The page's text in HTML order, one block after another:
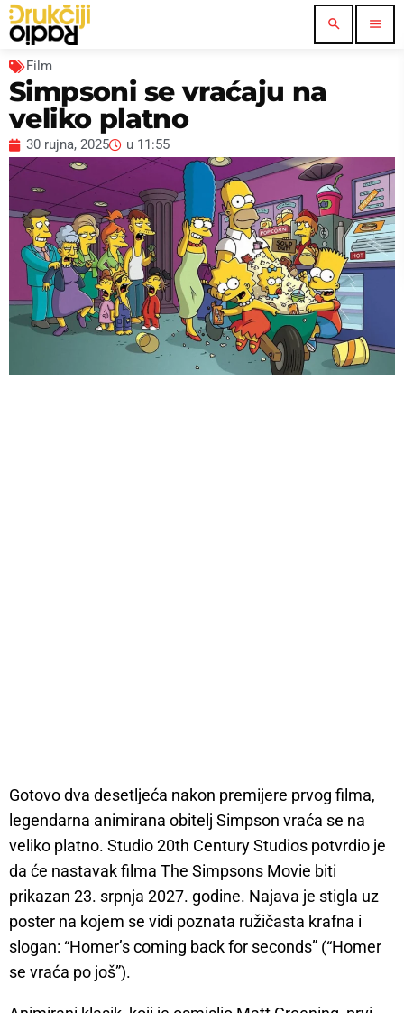
search menu
Film
Simpsoni se vraćaju na
veliko platno
30 rujna, 2025 u 11:55
Gotovo dva desetljeća nakon premijere prvog filma,
legendarna animirana obitelj Simpson vraća se na
veliko platno. Studio 20th Century Studios potvrdio je
da će nastavak filma The Simpsons Movie biti
prikazan 23. srpnja 2027. godine. Najava je stigla uz
poster na kojem se vidi poznata ružičasta krafna i
slogan: “Homer’s coming back for seconds” (“Homer
se vraća po još”).